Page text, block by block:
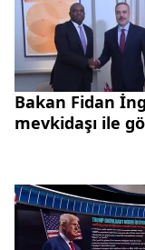
Bakan Fidan
mevkidaşı ile